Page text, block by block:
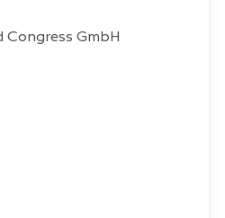
Congress GmbH